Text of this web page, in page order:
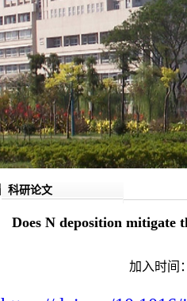
科研论文
Does N deposition mitigate
加入时间